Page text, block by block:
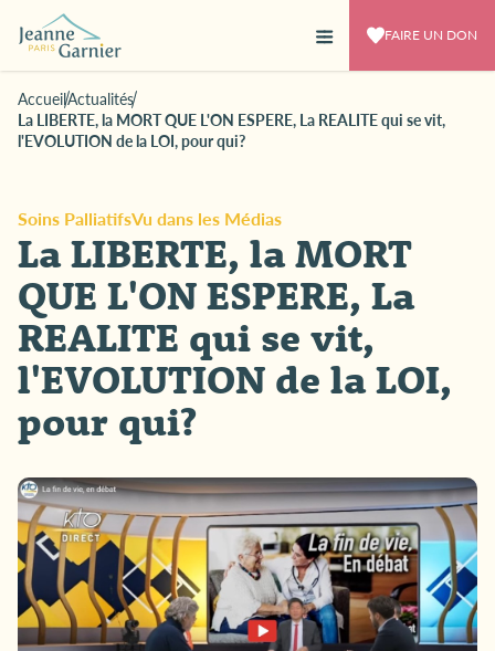
FAIRE UN DON
AccueilActualités
La LIBERTE, la MORT QUE L'ON ESPERE, La REALITE qui se vit,
l'EVOLUTION de la LOI, pour qui?
Soins PalliatifsVu dans les Médias
La LIBERTE, la MORT
QUE L'ON ESPERE, La
REALITE qui se vit,
l'EVOLUTION de la LOI,
pour qui?